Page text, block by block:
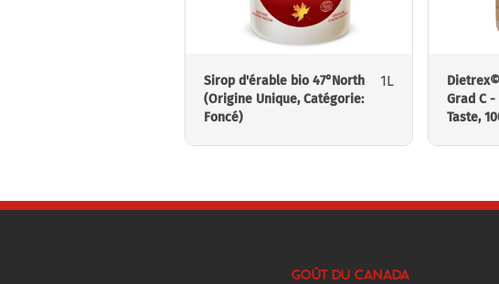
Sirop d'érable bio 47°North
(Origine Unique, Catégorie:
Foncé)
1L
Grad C
Taste,
GOÛT DU CANADA